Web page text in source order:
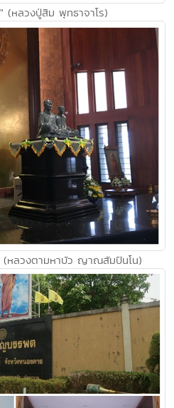
(หลวงปู่สิม พุทธาจาโร)
(หลวงตามหาบัว ญาณสัมปันโน)